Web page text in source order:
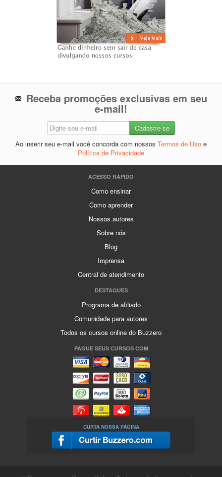
Receba promoções exclusivas em seu
e-mail!
Ao inserir seu e-mail você concorda com nossos Termos de Uso e
Política de Privacidade
ACESSO RÁPIDO
Como ensinar
Como aprender
Nossos autores
Sobre nós
Blog
Imprensa
Central de atendimento
DESTAQUES
Programa de afiliado
Comunidade para autores
Todos os cursos online do Buzzero
PAGUE SEUS CURSOS COM
CURTA NOSSA PÁGINA